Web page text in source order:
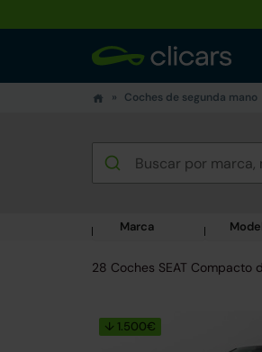
Coches de segunda mano
Marca
28 Coches SEAT Compacto
↓ 1.500€